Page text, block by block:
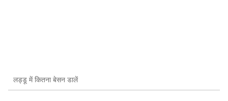
लड्डू में कितना बेसन डालें